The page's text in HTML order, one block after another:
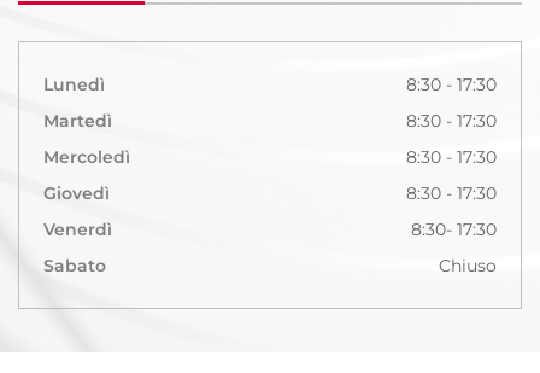
Lunedì
8:30 - 17:30
Martedì
8:30 - 17:30
Mercoledì
8:30 - 17:30
Giovedì
8:30 - 17:30
Venerdì
8:30- 17:30
Sabato
Chiuso